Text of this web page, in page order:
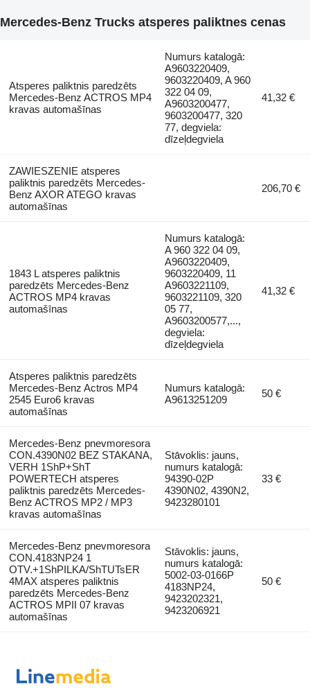
Mercedes-Benz Trucks atsperes paliktnes cenas
Atsperes paliktnis paredzēts
Mercedes-Benz ACTROS MP4
kravas automašīnas
Numurs katalogā:
A9603220409,
9603220409, A 960
322 04 09,
A9603200477,
9603200477, 320
77, degviela:
dīzeļdegviela
41,32 €
ZAWIESZENIE atsperes
paliktnis paredzēts Mercedes-
Benz AXOR ATEGO kravas
automašīnas
206,70 €
1843 L atsperes paliktnis
paredzēts Mercedes-Benz
ACTROS MP4 kravas
automašīnas
Numurs katalogā:
A 960 322 04 09,
A9603220409,
9603220409, 11
A9603221109,
9603221109, 320
05 77,
A9603200577,...,
degviela:
dīzeļdegviela
41,32 €
Atsperes paliktnis paredzēts
Mercedes-Benz Actros MP4
2545 Euro6 kravas
automašīnas
Numurs katalogā:
A9613251209
50 €
Mercedes-Benz pnevmoresora
CON.4390N02 BEZ STAKANA,
VERH 1ShP+ShT
POWERTECH atsperes
paliktnis paredzēts Mercedes-
Benz ACTROS MP2 / MP3
kravas automašīnas
Stāvoklis: jauns,
numurs katalogā:
94390-02P
4390N02, 4390N2,
9423280101
33 €
Mercedes-Benz pnevmoresora
CON.4183NP24 1
OTV.+1ShPILKA/ShTUTsER
4MAX atsperes paliktnis
paredzēts Mercedes-Benz
ACTROS MPII 07 kravas
automašīnas
Stāvoklis: jauns,
numurs katalogā:
5002-03-0166P
4183NP24,
9423202321,
9423206921
50 €